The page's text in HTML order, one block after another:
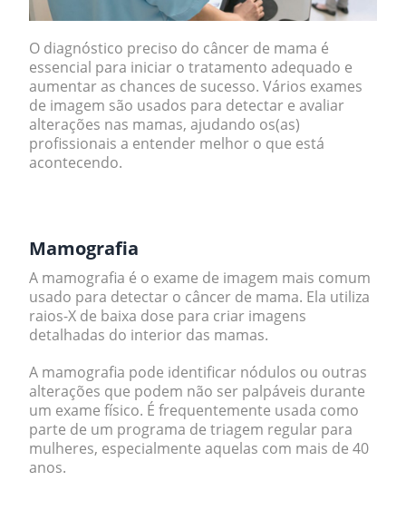
O diagnóstico preciso do câncer de mama é
essencial para iniciar o tratamento adequado e
aumentar as chances de sucesso. Vários exames
de imagem são usados para detectar e avaliar
alterações nas mamas, ajudando os(as)
profissionais a entender melhor o que está
acontecendo.
Mamografia
A mamografia é o exame de imagem mais comum
usado para detectar o câncer de mama. Ela utiliza
raios-X de baixa dose para criar imagens
detalhadas do interior das mamas.
A mamografia pode identificar nódulos ou outras
alterações que podem não ser palpáveis durante
um exame físico. É frequentemente usada como
parte de um programa de triagem regular para
mulheres, especialmente aquelas com mais de 40
anos.